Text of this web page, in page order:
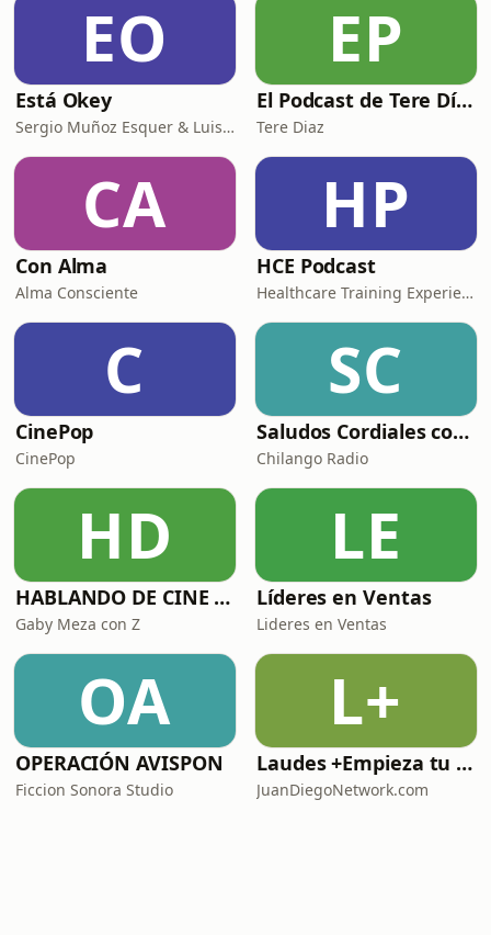
EO
Está Okey
Sergio Muñoz Esquer & Luisa Fernanda Perez
EP
El Podcast de Tere Díaz
Tere Diaz
CA
Con Alma
Alma Consciente
HP
HCE Podcast
Healthcare Training Experience
C
CinePop
CinePop
SC
Saludos Cordiales con Gaby Meza
Chilango Radio
HD
HABLANDO DE CINE CON
Gaby Meza con Z
LE
Líderes en Ventas
Lideres en Ventas
OA
OPERACIÓN AVISPON
Ficcion Sonora Studio
L+
Laudes +Empieza tu día en oración junto con toda la Iglesia+
JuanDiegoNetwork.com